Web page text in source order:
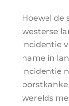
Hoewel de
westerse
incidentie
name in
incidentie
werelds